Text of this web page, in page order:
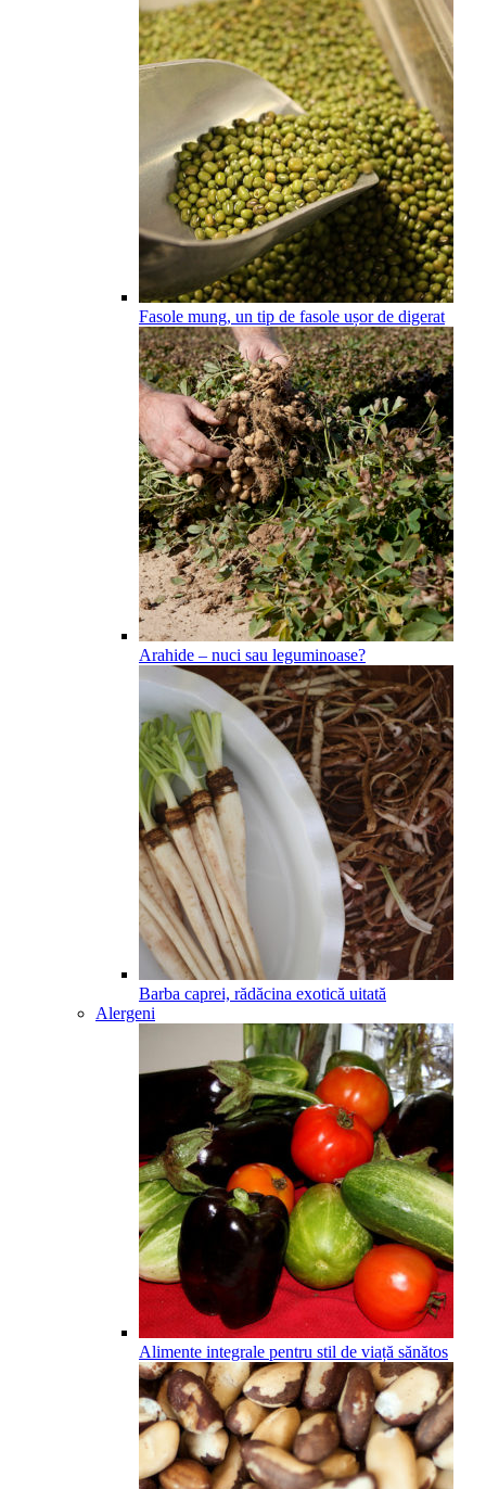
Fasole mung, un tip de fasole ușor de digerat
Arahide – nuci sau leguminoase?
Barba caprei, rădăcina exotică uitată
Alergeni
Alimente integrale pentru stil de viață sănătos